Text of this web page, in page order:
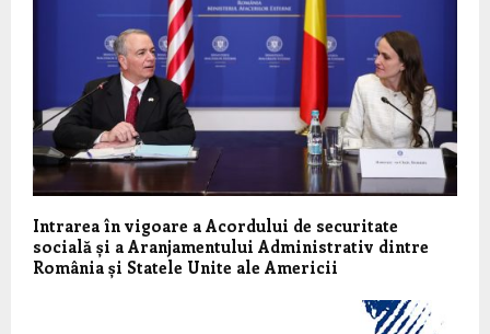
Intrarea în vigoare a Acordului de securitate
socială și a Aranjamentului Administrativ dintre
România și Statele Unite ale Americii